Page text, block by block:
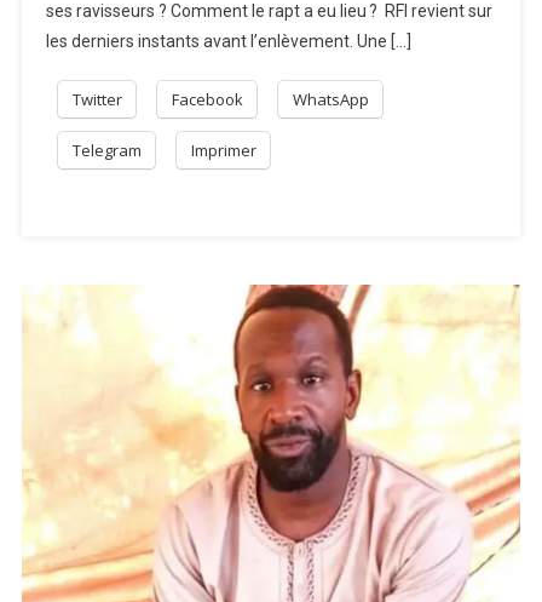
ses ravisseurs ? Comment le rapt a eu lieu ? RFI revient sur
les derniers instants avant l’enlèvement. Une […]
Twitter Facebook WhatsApp
Telegram Imprimer